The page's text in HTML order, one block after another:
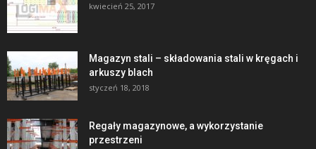
kwiecień 25, 2017
Magazyn stali – składowania stali w kręgach i
arkuszy blach
styczeń 18, 2018
Regały magazynowe, a wykorzystanie
przestrzeni